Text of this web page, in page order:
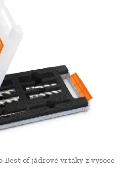
Best of jádrové vrtáky z vysoce